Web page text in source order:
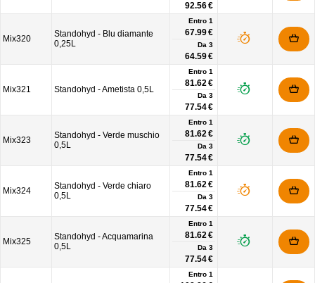
92.56 €
Mix320
Standohyd - Blu diamante
0,25L
Entro 1
67.99 €
Da 3
64.59 €
Mix321 Standohyd - Ametista 0,5L
Entro 1
81.62 €
Da 3
77.54 €
Mix323
Standohyd - Verde muschio
0,5L
Entro 1
81.62 €
Da 3
77.54 €
Mix324
Standohyd - Verde chiaro
0,5L
Entro 1
81.62 €
Da 3
77.54 €
Mix325
Standohyd - Acquamarina
0,5L
Entro 1
81.62 €
Da 3
77.54 €
Entro 1